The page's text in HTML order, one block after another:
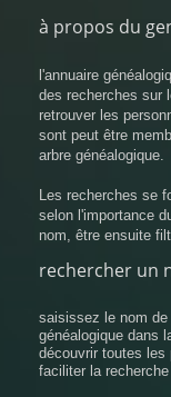
à propos du
l'annuaire
des recherches sur
retrouver les
sont peut être
arbre généalogique.
Les recherches se
selon l'importance
nom, être ensuite
rechercher un
saisissez le nom de
généalogique dans
découvrir toutes les
faciliter la